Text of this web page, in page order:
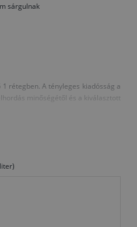
sárgulnak
rétegben. A tényleges kiadósság a
minőségétől és a kiválasztott
erős szervesoldószer-szag alakul